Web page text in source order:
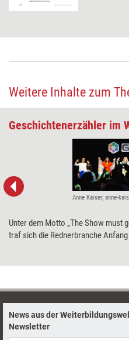
Weitere Inhalte zum
Geschichtenerzähler im
Anne Kaiser; anne-
Unter dem Motto „The Show must
traf sich die Rednerbranche
News aus der
Newsletter